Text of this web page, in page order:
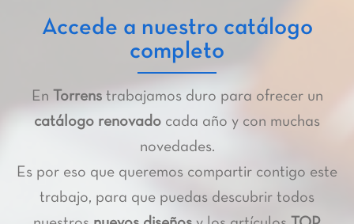
Accede a nuestro catálogo
completo
En Torrenstrabajamos duro para ofrecer un
catálogo renovado cada año y con muchas
novedades.
Es por eso que queremos compartir contigo este
trabajo, para que puedas descubrir todos